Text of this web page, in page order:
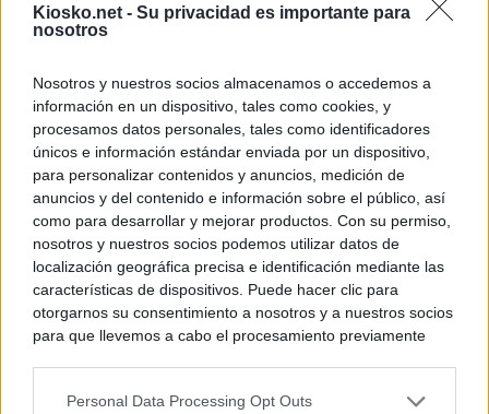
Kiosko.net - Su privacidad es importante para
nosotros
Nosotros y nuestros socios almacenamos o accedemos a
información en un dispositivo, tales como cookies, y
procesamos datos personales, tales como identificadores
únicos e información estándar enviada por un dispositivo,
para personalizar contenidos y anuncios, medición de
anuncios y del contenido e información sobre el público, así
como para desarrollar y mejorar productos. Con su permiso,
nosotros y nuestros socios podemos utilizar datos de
localización geográfica precisa e identificación mediante las
características de dispositivos. Puede hacer clic para
otorgarnos su consentimiento a nosotros y a nuestros socios
para que llevemos a cabo el procesamiento previamente
negar su consentimiento. Tenga en cuenta que algún
Personal Data Processing Opt Outs